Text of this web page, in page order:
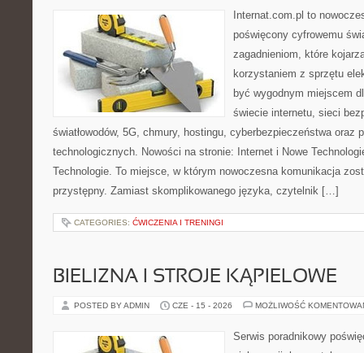
Internat.com.pl to
poświęcony cyfrowemu
zagadnieniom, które
korzystaniem z sprzętu
być wygodnym miejscem
świecie internetu, sieci
światłowodów, 5G, chmury, hostingu, cyberbezpieczeństwa oraz
technologicznych. Nowości na stronie: Internet i Nowe
Technologie. To miejsce, w którym nowoczesna komunikacja
przystępny. Zamiast skomplikowanego języka, czytelnik […]
CATEGORIES: ĆWICZENIA I TRENINGI
BIELIZNA I STROJE KĄPIELOWE
POSTED BY ADMIN CZE - 15 - 2026 MOŻLIWOŚĆ
Serwis poradnikowy